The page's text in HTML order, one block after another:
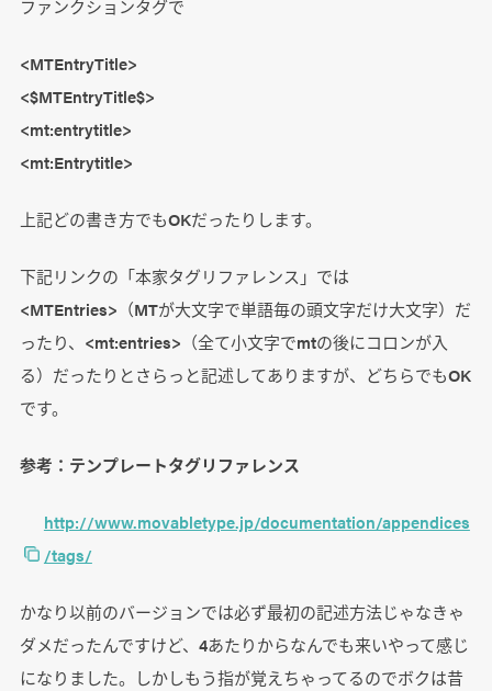
ファンクションタグで
<MTEntryTitle>
<$MTEntryTitle$>
<mt:entrytitle>
<mt:Entrytitle>
上記どの書き方でもOKだったりします。
下記リンクの「本家タグリファレンス」では
<MTEntries>（MTが大文字で単語毎の頭文字だけ大文字）だ
ったり、<mt:entries>（全て小文字でmtの後にコロンが入
る）だったりとさらっと記述してありますが、どちらでもOK
です。
参考：テンプレートタグリファレンス
http://www.movabletype.jp/documentation/appendices
/tags/
かなり以前のバージョンでは必ず最初の記述方法じゃなきゃ
ダメだったんですけど、4あたりからなんでも来いやって感じ
になりました。しかしもう指が覚えちゃってるのでボクは昔